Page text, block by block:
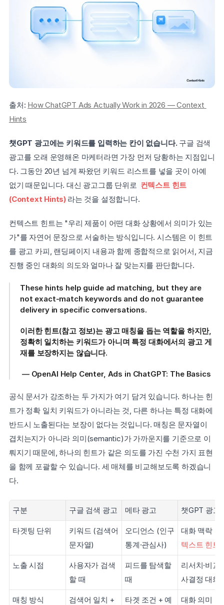
출처: How ChatGPT Ads Actually Work in 2026 — Context
Hints
챗GPT 광고에는 키워드를 입력하는 칸이 없습니다. 구글 검색
광고를 오래 운영해온 마케터라면 가장 먼저 당황하는 지점입니
다. 그동안 20년 넘게 짜왔던 키워드 리스트를 넣을 곳이 아예
없기 때문입니다. 대신 광고그룹 단위로 컨텍스트 힌트
(Context Hints) 라는 것을 설정합니다.
컨텍스트 힌트는 "우리 제품이 어떤 대화 상황에서 의미가 있는
가"를 자연어 문장으로 서술하는 방식입니다. 시스템은 이 힌트
를 광고 카피, 랜딩페이지 내용과 함께 종합적으로 읽어서, 지금
진행 중인 대화의 의도와 얼마나 잘 맞는지를 판단합니다.
These hints help guide ad matching, but they are
not exact-match keywords and do not guarantee
delivery in specific conversations.
이러한 힌트(참고 정보)는 광고 매칭을 돕는 역할을 하지만,
정확히 일치하는 키워드가 아니며 특정 대화에서의 광고 게
재를 보장하지는 않습니다.
— OpenAI Help Center, Ads in ChatGPT: The Basics
공식 문서가 강조하는 두 가지가 여기 담겨 있습니다. 하나는 힌
트가 정확 일치 키워드가 아니라는 것, 다른 하나는 특정 대화에
반드시 노출된다는 보장이 없다는 것입니다. 매칭은 문자열이
겹치는지가 아니라 의미(semantic)가 가까운지를 기준으로 이
뤄지기 때문에, 하나의 힌트가 같은 의도를 가진 수천 가지 표현
을 함께 포괄할 수 있습니다. 세 매체를 비교해보도록 하겠습니
다.
구분 구글 검색 광고 메타 광고 챗GPT 광고
타겟팅 단위
키워드 (검색어
문자열)
오디언스 (인구
통계·관심사)
대화 맥락 (
텍스트 힌트
노출 시점
사용자가 검색
할 때
피드를 탐색할
때
리서치·비교
사결정 대화
매칭 방식
검색어 일치 +
타겟 조건 + 예
대화 의미 유